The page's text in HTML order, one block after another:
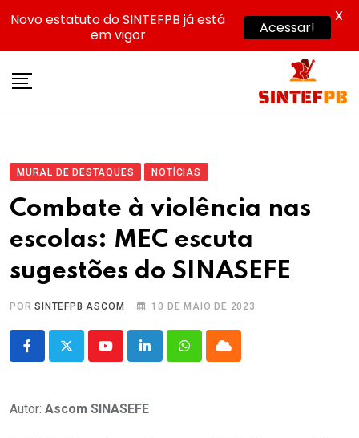
MURAL DE DESTAQUES NOTÍCIAS
Combate à violência nas
escolas: MEC escuta
sugestões do SINASEFE
PORSINTEFPB ASCOM 10 DE MAIO DE 2023
YoutubeLinkedInWhatsappCloud
Autor: Ascom SINASEFE
Novo estatuto do SINTEFPB já está
em vigor
Acessar!
X